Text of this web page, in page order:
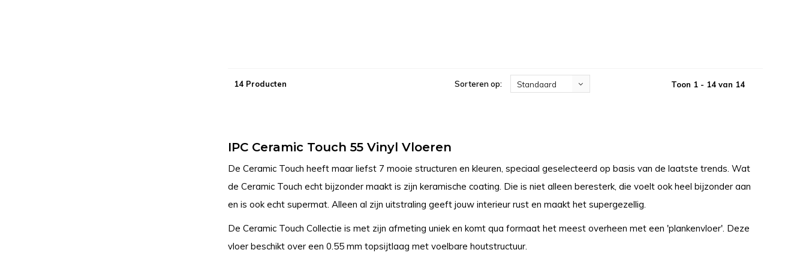
14 Producten Sorteren op: Standaard Toon 1 - 14 van 14
IPC Ceramic Touch 55 Vinyl Vloeren
De Ceramic Touch heeft maar liefst 7 mooie structuren en kleuren, speciaal geselecteerd op basis van de laatste trends. Wat
de Ceramic Touch echt bijzonder maakt is zijn keramische coating. Die is niet alleen beresterk, die voelt ook heel bijzonder aan
en is ook echt supermat. Alleen al zijn uitstraling geeft jouw interieur rust en maakt het supergezellig.
De Ceramic Touch Collectie is met zijn afmeting uniek en komt qua formaat het meest overheen met een 'plankenvloer'. Deze
vloer beschikt over een 0.55 mm topsijtlaag met voelbare houtstructuur.